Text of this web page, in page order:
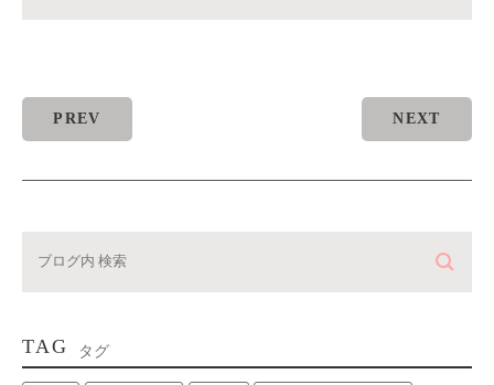
PREV NEXT
TAG タグ